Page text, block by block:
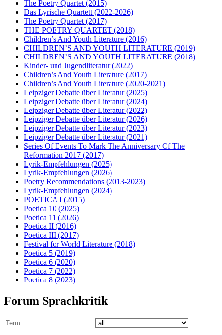
The Poetry Quartet (2015)
Das Lyrische Quartett (2022-2026)
The Poetry Quartet (2017)
THE POETRY QUARTET (2018)
Children’s And Youth Literature (2016)
CHILDREN’S AND YOUTH LITERATURE (2019)
CHILDREN’S AND YOUTH LITERATURE (2018)
Kinder- und Jugendliteratur(2022)
Children’s And Youth Literature (2017)
Children’s And Youth Literature (2020-2021)
Leipziger Debatte über Literatur(2025)
Leipziger Debatte über Literatur(2024)
Leipziger Debatte über Literatur(2022)
Leipziger Debatte über Literatur(2026)
Leipziger Debatte über Literatur(2023)
Leipziger Debatte über Literatur(2021)
Series Of Events To Mark The Anniversary Of The
Reformation 2017 (2017)
Lyrik-Empfehlungen (2025)
Lyrik-Empfehlungen (2026)
Poetry Recommendations (2013-2023)
Lyrik-Empfehlungen (2024)
POETICA I (2015)
Poetica 10 (2025)
Poetica 11 (2026)
Poetica II (2016)
Poetica III (2017)
Festival for World Literature (2018)
Poetica 5 (2019)
Poetica 6 (2020)
Poetica 7 (2022)
Poetica 8 (2023)
Forum Sprachkritik